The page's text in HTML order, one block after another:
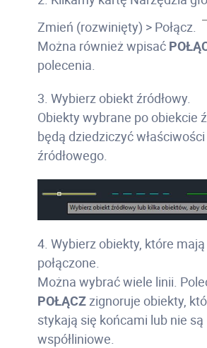
Zmień (rozwinięty) > Połącz.
Można również wpisać
polecenia.
3. Wybierz obiekt źródłowy.
Obiekty wybrane po obiekcie
będą dziedziczyć
źródłowego.
4. Wybierz obiekty, które
połączone.
Można wybrać wiele linii.
POŁĄCZzignoruje obiekty,
stykają się końcami lub nie są
współliniowe.